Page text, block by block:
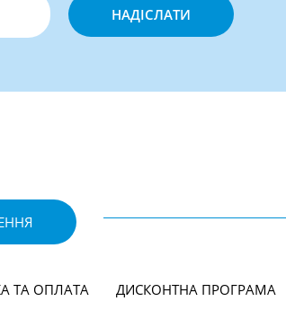
НАДІСЛАТИ
ТА ОПЛАТА ДИСКОНТНА ПРОГРАМА